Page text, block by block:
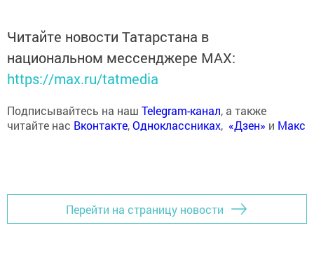
Читайте новости Татарстана в
национальном мессенджере MАХ:
https://max.ru/tatmedia
Подписывайтесь на наш Telegram-канал, а также
читайте нас Вконтакте,Одноклассниках, «Дзен» и Макс
Перейти на страницу новости